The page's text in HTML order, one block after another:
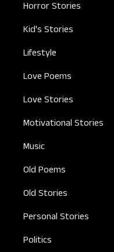
Horror Stories
Kid's Stories
Lifestyle
Love Poems
Love Stories
Motivational Stories
Music
Old Poems
Old Stories
Personal Stories
Politics